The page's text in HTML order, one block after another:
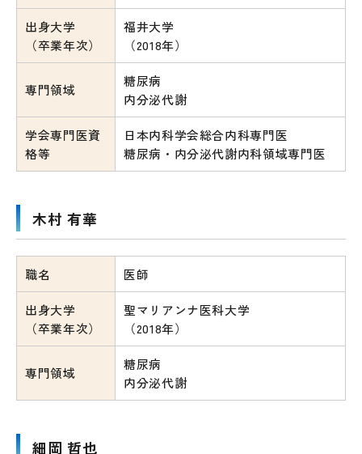
出身大学
（卒業年次）
福井大学
（2018年）
専門領域
糖尿病
内分泌代謝
学会専門医資
格等
日本内科学会総合内科専門医
糖尿病・内分泌代謝内科領域専門医
木村 有華
職名 医師
出身大学
（卒業年次）
聖マリアンナ医科大学
（2018年）
専門領域
糖尿病
内分泌代謝
細岡 哲也